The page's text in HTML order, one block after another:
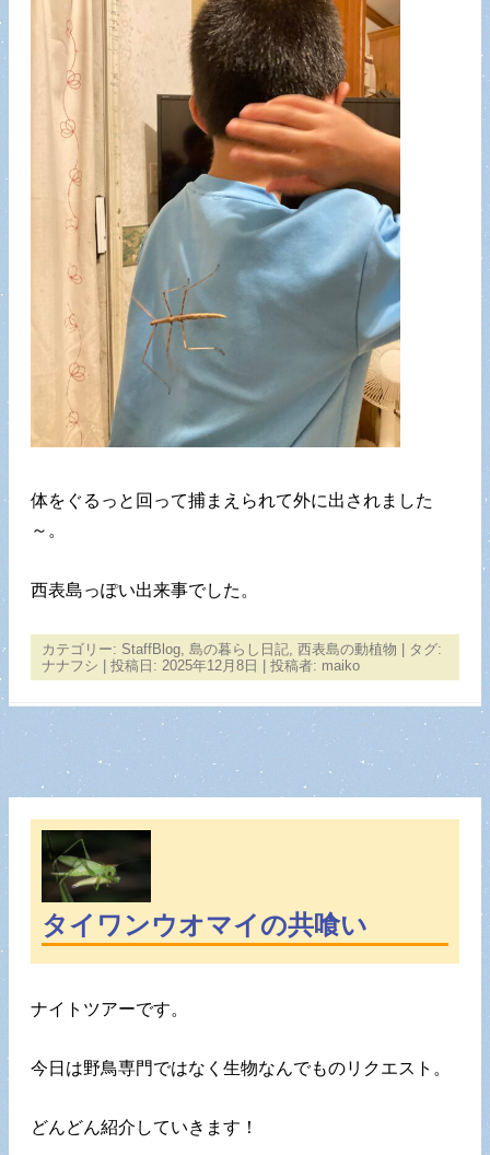
体をぐるっと回って捕まえられて外に出されました
～。
西表島っぽい出来事でした。
カテゴリー: StaffBlog, 島の暮らし日記, 西表島の動植物 | タグ:
ナナフシ | 投稿日: 2025年12月8日 投稿者: maiko
タイワンウオマイの共喰い
ナイトツアーです。
今日は野鳥専門ではなく生物なんでものリクエスト。
どんどん紹介していきます！